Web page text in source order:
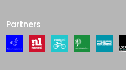
Partners